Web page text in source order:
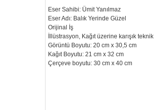
Eser Sahibi: Ümit Yanılmaz
Eser Adı: Balık Yerinde Güzel
Orijinal İş
İllüstrasyon, Kağıt üzerine karışık teknik
Görüntü Boyutu: 20 cm x 30,5 cm
Kağıt Boyutu: 21 cm x 32 cm
Çerçeve boyutu: 30 cm x 40 cm